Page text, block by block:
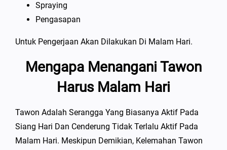
Spraying
Pengasapan
Untuk Pengerjaan Akan Dilakukan Di Malam Hari.
Mengapa Menangani Tawon
Harus Malam Hari
Tawon Adalah Serangga Yang Biasanya Aktif Pada
Siang Hari Dan Cenderung Tidak Terlalu Aktif Pada
Malam Hari. Meskipun Demikian, Kelemahan Tawon